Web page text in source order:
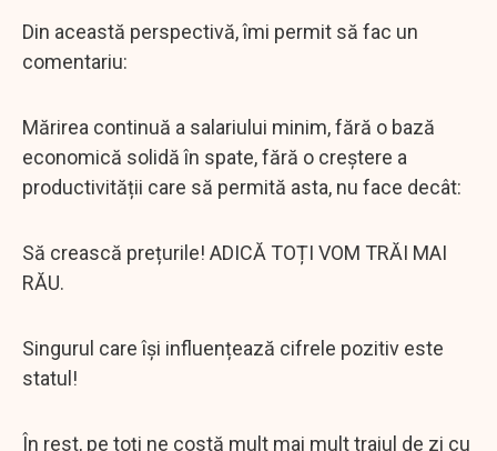
Din această perspectivă, îmi permit să fac un
comentariu:
Mărirea continuă a salariului minim, fără o bază
economică solidă în spate, fără o creștere a
productivității care să permită asta, nu face decât:
Să crească prețurile! ADICĂ TOȚI VOM TRĂI MAI
RĂU.
Singurul care își influențează cifrele pozitiv este
statul!
În rest, pe toți ne costă mult mai mult traiul de zi cu